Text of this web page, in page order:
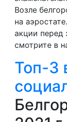
Возле
на
акции перед
смотрите в
Топ-3